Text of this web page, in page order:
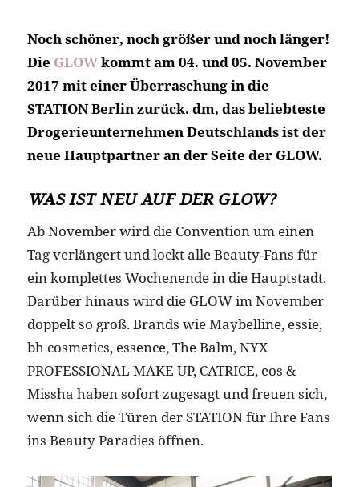
Noch schöner, noch größer und noch länger!
Die GLOWkommt am 04. und 05. November
2017 mit einer Überraschung in die
STATION Berlin zurück. dm, das beliebteste
Drogerieunternehmen Deutschlands ist der
neue Hauptpartner an der Seite der GLOW.
WAS IST NEU AUF DER GLOW?
Ab November wird die Convention um einen
Tag verlängert und lockt alle Beauty-Fans für
ein komplettes Wochenende in die Hauptstadt.
Darüber hinaus wird die GLOW im November
doppelt so groß. Brands wie Maybelline, essie,
bh cosmetics, essence, The Balm, NYX
PROFESSIONAL MAKE UP, CATRICE, eos &
Missha haben sofort zugesagt und freuen sich,
wenn sich die Türen der STATION für Ihre Fans
ins Beauty Paradies öffnen.